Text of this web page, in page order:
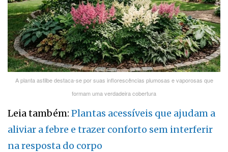
A planta astilbe destaca-se por suas inflorescências plumosas e vaporosas que
formam uma verdadeira cobertura
Leia também: Plantas acessíveis que ajudam a
aliviar a febre e trazer conforto sem interferir
na resposta do corpo